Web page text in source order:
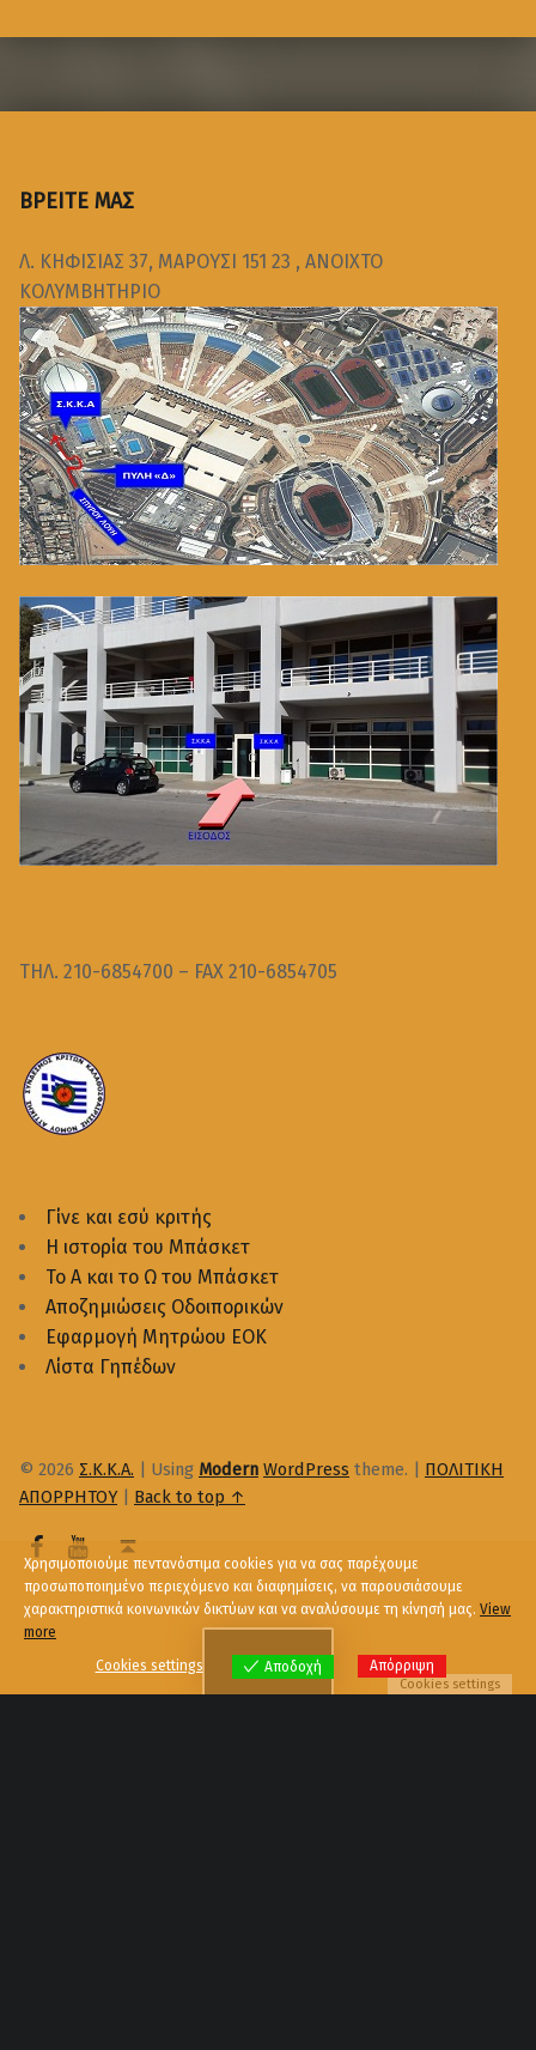
Menu
ΒΡΕΙΤΕ ΜΑΣ
Λ. ΚΗΦΙΣΙΑΣ 37, ΜΑΡΟΥΣΙ 151 23 , ΑΝΟΙΧΤΟ
ΚΟΛΥΜΒΗΤΗΡΙΟ
ΤΗΛ. 210-6854700 – FAX 210-6854705
Γίνε και εσύ κριτής
Η ιστορία του Μπάσκετ
Το Α και το Ω του Μπάσκετ
Αποζημιώσεις Οδοιπορικών
Εφαρμογή Μητρώου ΕΟΚ
Λίστα Γηπέδων
© 2026 Σ.Κ.Κ.Α. Using Modern WordPress theme.
ΠΟΛΙΤΙΚΗ
ΑΠΟΡΡΗΤΟΥ
Back to top ↑
Χρησιμοποιούμε πεντανόστιμα cookies για να σας παρέχουμε
προσωποποιημένο περιεχόμενο και διαφημίσεις, να παρουσιάσουμε
χαρακτηριστικά κοινωνικών δικτύων και να αναλύσουμε τη κίνησή μας. View
more
Cookies settings
Αποδοχή Απόρριψη
Cookies settings